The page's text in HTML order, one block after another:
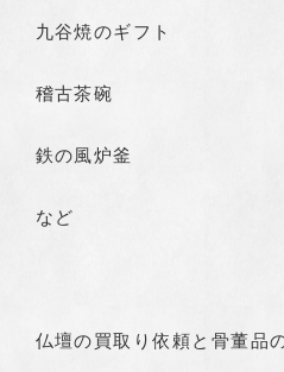
九谷焼のギフト
稽古茶碗
鉄の風炉釜
など
仏壇の買取り依頼と骨董品